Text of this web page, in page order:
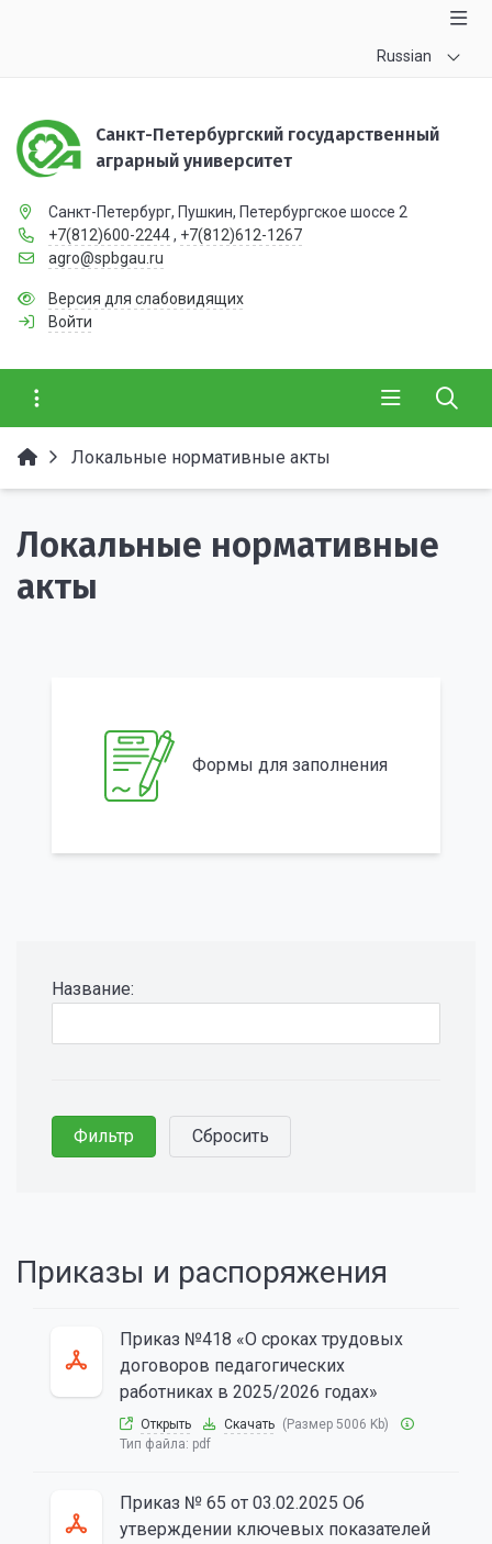
Russian
Санкт-Петербургский государственный
аграрный университет
Санкт-Петербург, Пушкин, Петербургское шоссе 2
+7(812)600-2244 , +7(812)612-1267
agro@spbgau.ru
Версия для слабовидящих
Войти
Локальные нормативные акты
Локальные нормативные
акты
Формы для заполнения
Название:
Приказы и распоряжения
Приказ №418 «О сроках трудовых
договоров педагогических
работниках в 2025/2026 годах»
Открыть Скачать (Размер 5006 Kb)
Тип файла: pdf
Приказ № 65 от 03.02.2025 Об
утверждении ключевых показателей